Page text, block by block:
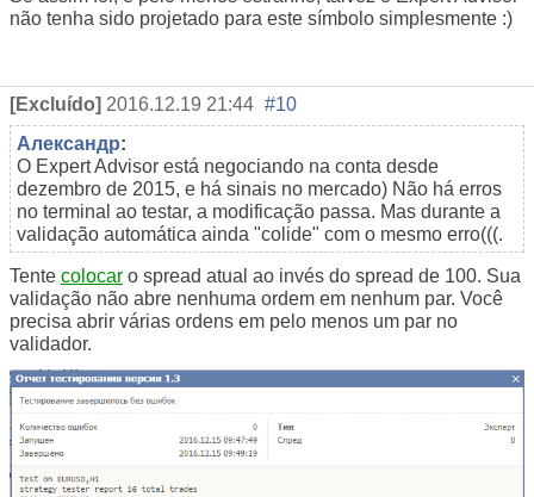
não tenha sido projetado para este símbolo simplesmente :)
[Excluído] 2016.12.19 21:44 #10
Александр:
O Expert Advisor está negociando na conta desde
dezembro de 2015, e há sinais no mercado) Não há erros
no terminal ao testar, a modificação passa. Mas durante a
validação automática ainda "colide" com o mesmo erro(((.
Tente colocar o spread atual ao invés do spread de 100. Sua
validação não abre nenhuma ordem em nenhum par. Você
precisa abrir várias ordens em pelo menos um par no
validador.